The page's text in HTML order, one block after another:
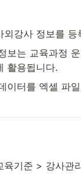
외강사 정보를 등
보는 교육과정
활용됩니다.
이터를 엑셀 파
육기준 > 강사관